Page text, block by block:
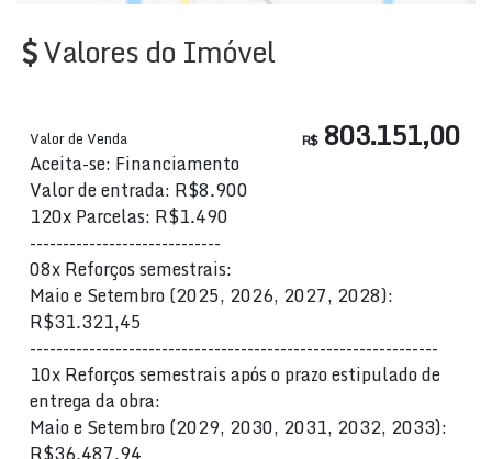
Valores do Imóvel
R$803.151,00
Valor de Venda
Aceita-se: Financiamento
Valor de entrada: R$8.900
120x Parcelas: R$1.490
-----------------------------
08x Reforços semestrais:
Maio e Setembro (2025, 2026, 2027, 2028):
R$31.321,45
--------------------------------------------------------------
10x Reforços semestrais após o prazo estipulado de
entrega da obra:
Maio e Setembro (2029, 2030, 2031, 2032, 2033):